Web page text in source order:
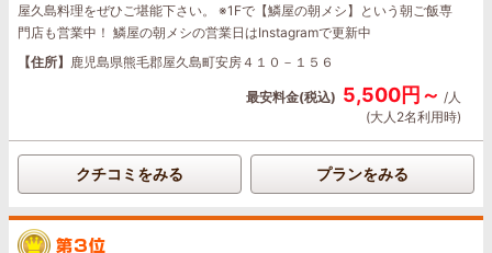
屋久島料理をぜひご堪能下さい。 ※1Fで【鱗屋の朝メシ】という朝ご飯専
門店も営業中！ 鱗屋の朝メシの営業日はInstagramで更新中
【住所】 鹿児島県熊毛郡屋久島町安房４１０－１５６
最安料金(税込) 5,500円～ /人
(大人2名利用時)
クチコミをみる プランをみる